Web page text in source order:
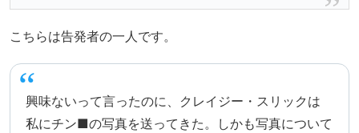
こちらは告発者の一人です。
興味ないって言ったのに、クレイジー・スリックは
私にチン■の写真を送ってきた。しかも写真について